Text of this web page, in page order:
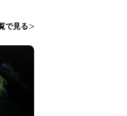
で見る